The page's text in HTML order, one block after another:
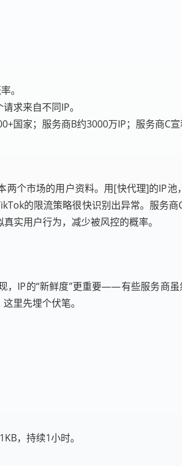
。
求来自不同IP。
国家；服务商B约3000万IP；服务商C
个市场的用户资料。用[快代理]的IP
的限流策略很快识别出异常。服务
实用户行为，减少被风控的概率。
，IP的“新鲜度”更重要——有些服务商
里先埋个伏笔。
，持续1小时。